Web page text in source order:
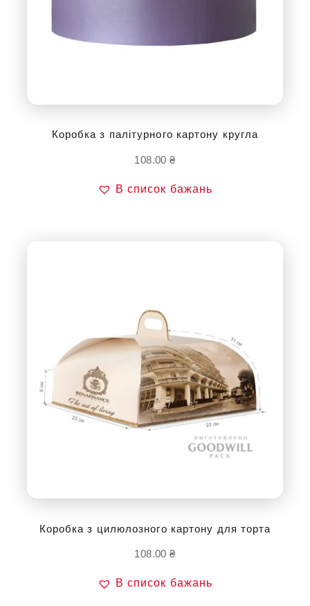
Коробка з палітурного картону кругла
108.00₴
В список бажань
Коробка з цилюлозного картону для торта
108.00₴
В список бажань